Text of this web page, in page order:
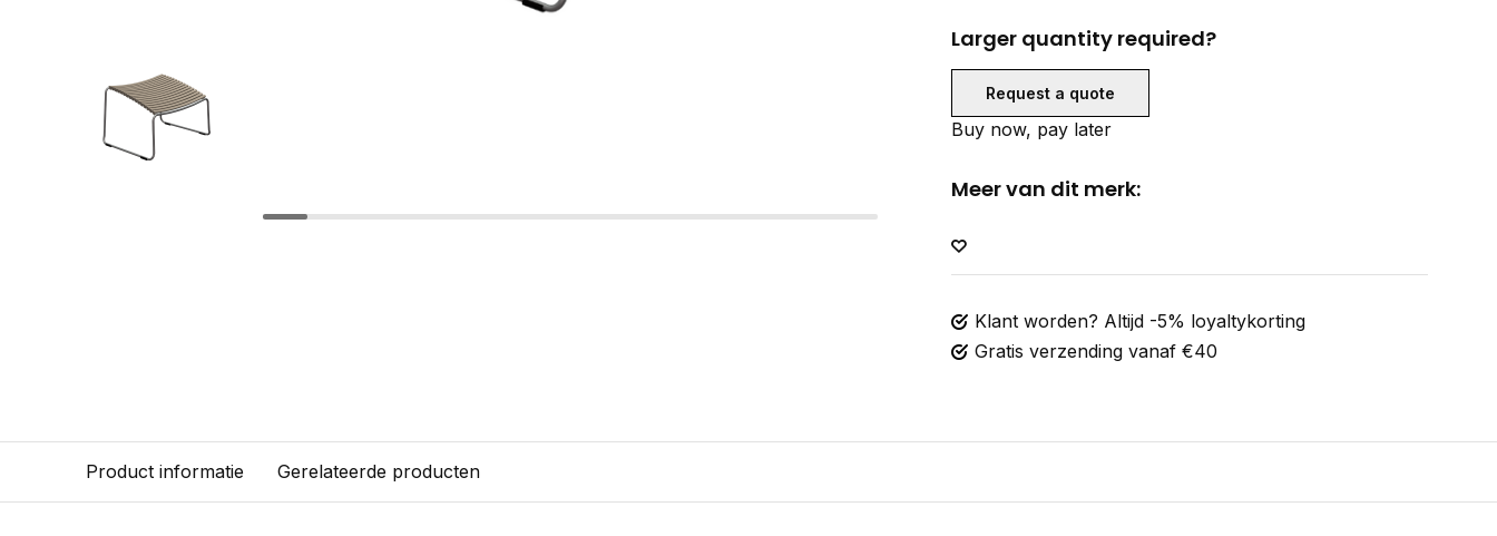
Larger quantity required?
Request a quote
Buy now, pay later
Meer van dit merk:
Klant worden? Altijd -5% loyaltykorting
Gratis verzending vanaf €40
Product informatie Gerelateerde producten